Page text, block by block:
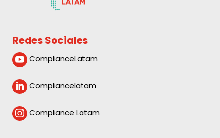
Redes Sociales
 ComplianceLatam
 Compliancelatam
 Compliance Latam